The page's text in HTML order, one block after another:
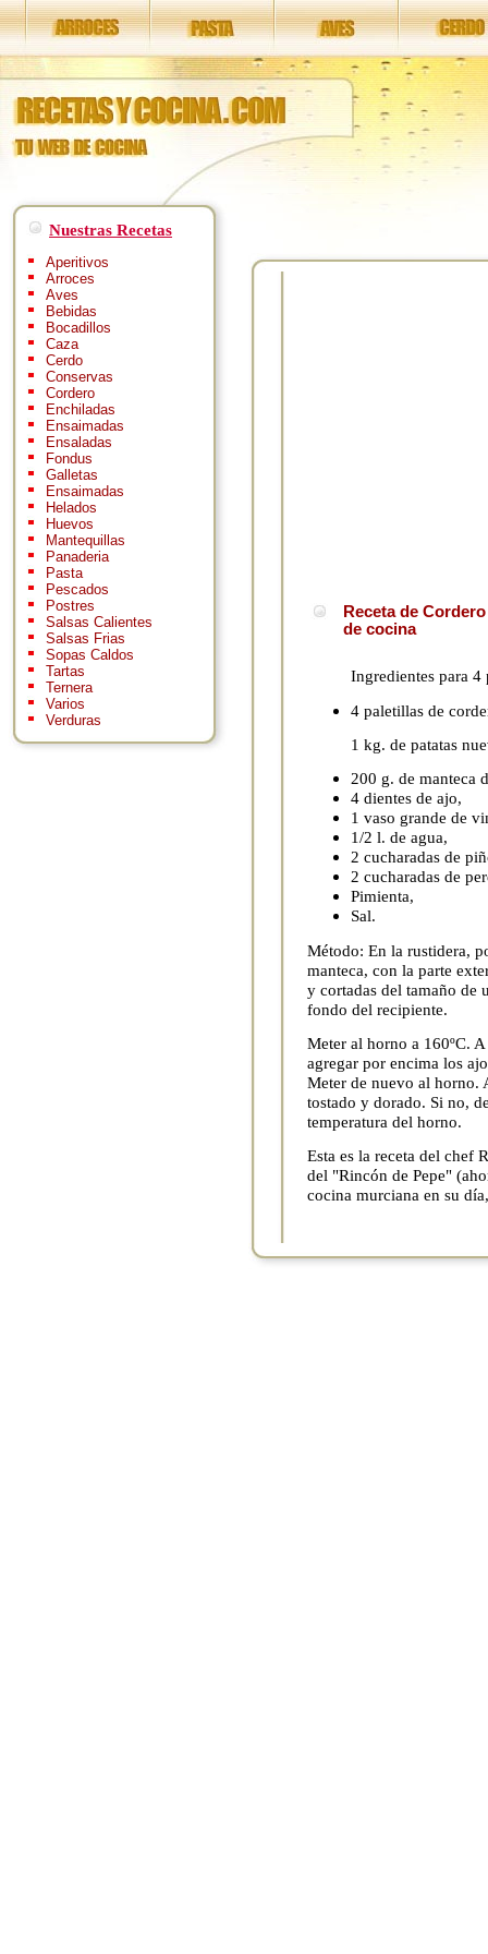
Nuestras Recetas
Aperitivos
Arroces
Aves
Bebidas
Bocadillos
Caza
Cerdo
Conservas
Cordero
Enchiladas
Ensaimadas
Ensaladas
Fondus
Galletas
Ensaimadas
Helados
Huevos
Mantequillas
Panaderia
Pasta
Pescados
Postres
Salsas Calientes
Salsas Frias
Sopas Caldos
Tartas
Ternera
Varios
Verduras
Receta de
de cocina
Ingredientes para 4
4 paletillas de
1 kg. de patatas
200 g. de manteca
4 dientes de ajo,
1 vaso grande de
1/2 l. de agua,
2 cucharadas de
2 cucharadas de
Pimienta,
Sal.
Método: En la rustidera,
manteca, con la parte
y cortadas del tamaño de
fondo del recipiente.
Meter al horno a 160ºC.
agregar por encima los
Meter de nuevo al horno.
tostado y dorado. Si no,
temperatura del horno.
Esta es la receta del chef
del "Rincón de Pepe"
cocina murciana en su